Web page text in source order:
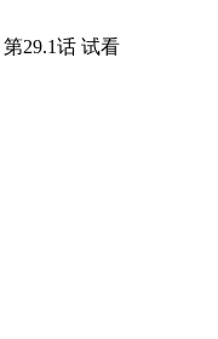
第29.1话 试看